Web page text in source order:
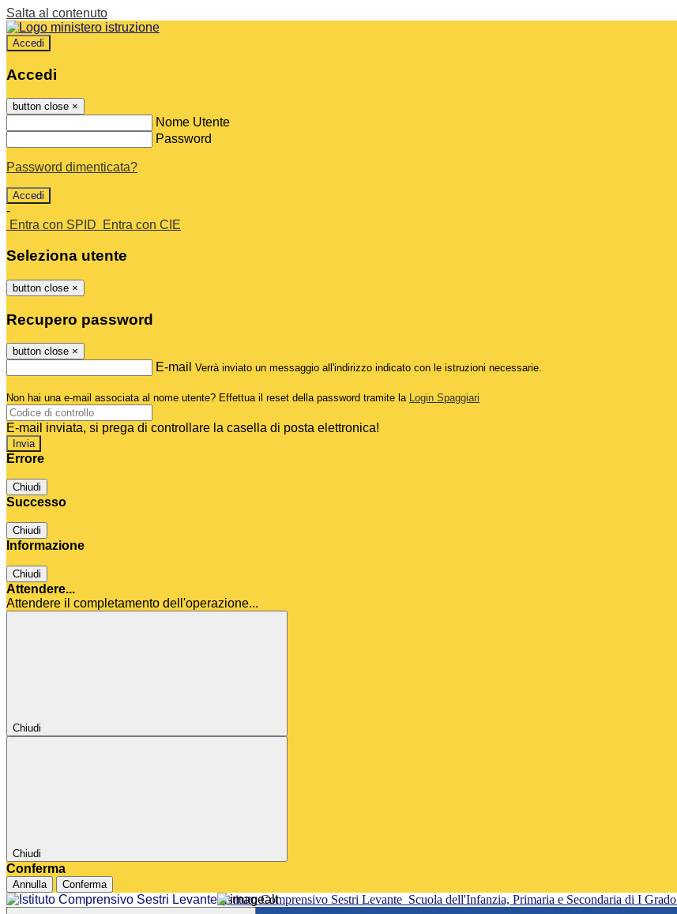
Salta al contenuto
Accedi
Accedi
button close ×
Nome Utente
Password
Password dimenticata?
-
Entra con SPID
Entra con CIE
Seleziona utente
button close ×
Recupero password
button close ×
E-mail Verrà inviato un messaggio all'indirizzo indicato con le istruzioni necessarie.
Non hai una e-mail associata al nome utente? Effettua il reset della password tramite la Login Spaggiari
E-mail inviata, si prega di controllare la casella di posta elettronica!
Errore
Chiudi
Successo
Chiudi
Informazione
Chiudi
Attendere...
Attendere il completamento dell'operazione...
Chiudi
Chiudi
Conferma
Annulla Conferma
Istituto Comprensivo Sestri Levante Scuola dell'Infanzia, Primaria e Secondaria di I Grado